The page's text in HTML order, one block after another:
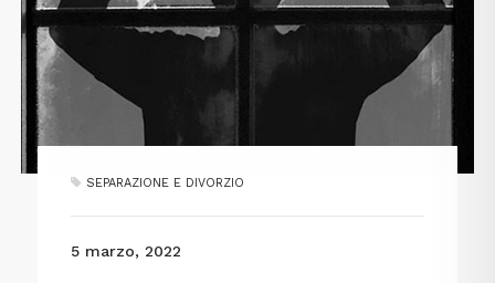
SEPARAZIONE E DIVORZIO
5 marzo, 2022